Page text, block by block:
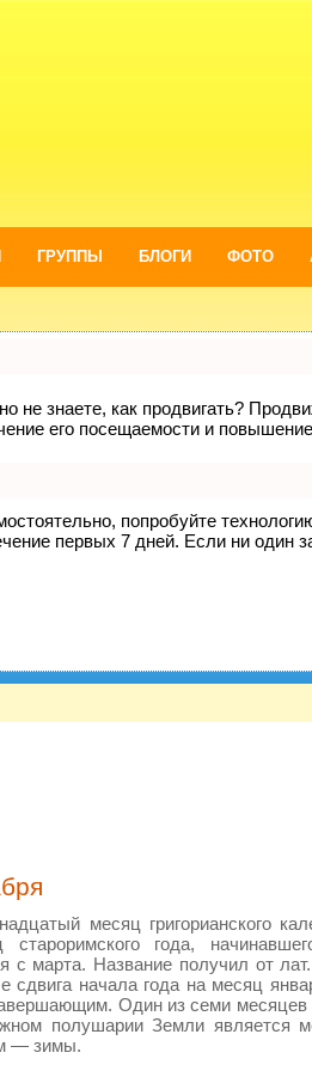
ГРУППЫ БЛОГИ ФОТО
не знаете, как продвигать?
его посещаемости и
попробуйте
первых 7 дней. Если ни один
месяц григорианского
года,
с марта. Название получил от
сдвига начала года на месяц
Один из семи месяцев
полушарии Земли является
— зимы.